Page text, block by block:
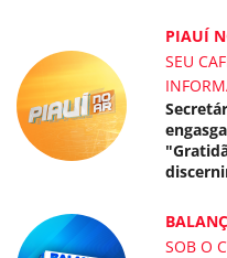
PIAUÍ
SEU
SOB O